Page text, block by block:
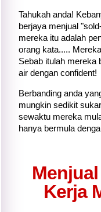
Tahukah anda!
berjaya menjual
mereka itu adalah
orang kata.....
Sebab itulah mereka
air dengan confident!
Berbanding anda
mungkin sedikit
sewaktu mereka
hanya bermula
Kerja